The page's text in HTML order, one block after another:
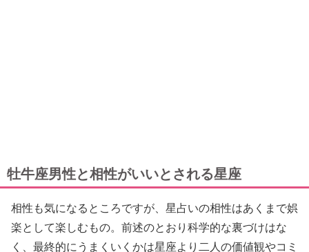
牡牛座男性と相性がいいとされる星座
相性も気になるところですが、星占いの相性はあくまで娯
楽として楽しむもの。前述のとおり科学的な裏づけはな
く、最終的にうまくいくかは星座より二人の価値観やコミ